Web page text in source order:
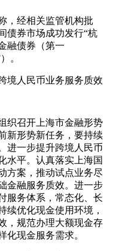
，经相关监管机构批
债券市场成功发行“杭
融债券（第一
。
境人民币业务服务质效
织召开上海市金融形势
新形势新任务，要持续
进一步提升跨境人民币
水平。认真落实上海国
方案，推动试点业务尽
金融服务质效。进一步
服务体系，常态化、长
续优化现金使用环境，
，规范办理大额现金存
化现金服务需求。